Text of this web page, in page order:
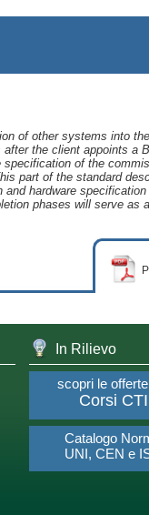
of other systems into
the client appoints a
of the
part of the standard
hardware
phases will serve as
In Rilievo
scopri le
Corsi CTI
Catalogo
UNI, CEN e